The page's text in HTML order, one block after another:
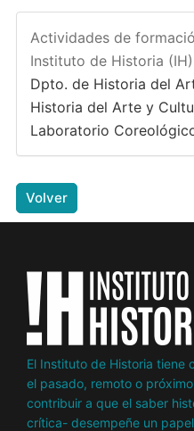
Actividades de
Instituto de Historia (IH)
Dpto. de Historia del
Historia del Arte y
Laboratorio
Volver
El Instituto de Historia tiene
el pasado, remoto o
contribuir a que el saber
crítica- desempeñe un